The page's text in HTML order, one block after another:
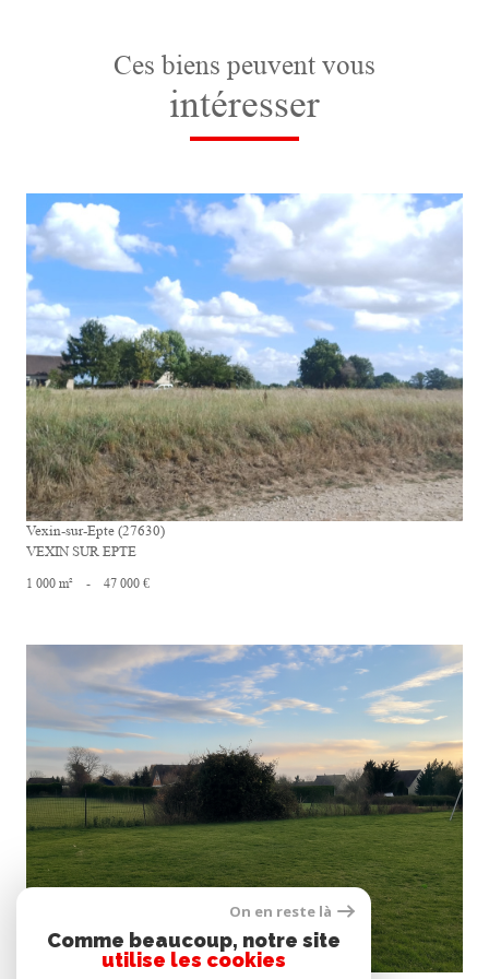
Ces biens peuvent vous
intéresser
voir le bien
Vexin-sur-Epte (27630)
VEXIN SUR EPTE
1 000 m² - 47 000 €
voir le bien
On en reste là
Comme beaucoup, notre site
utilise les cookies